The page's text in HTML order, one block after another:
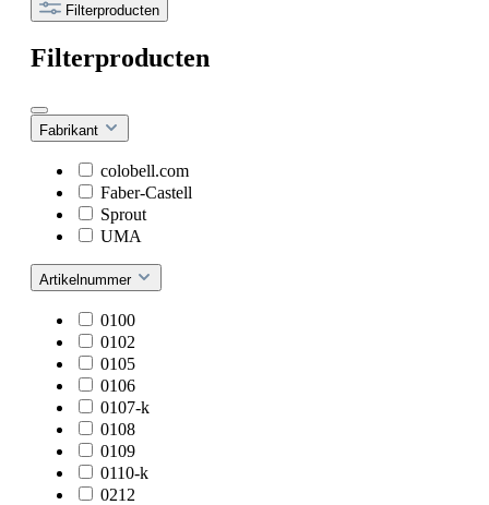
Filterproducten
Filterproducten
Fabrikant
colobell.com
Faber-Castell
Sprout
UMA
Artikelnummer
0100
0102
0105
0106
0107-k
0108
0109
0110-k
0212